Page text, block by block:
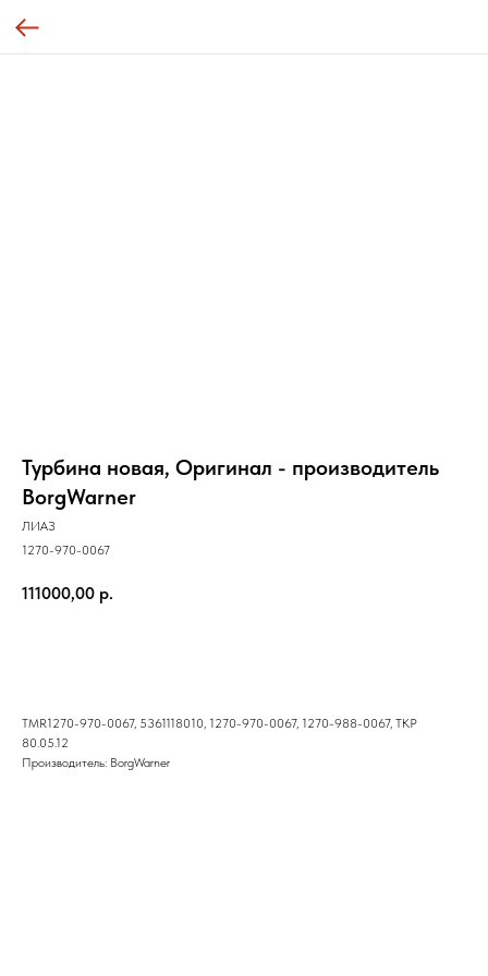
Турбина новая, Оригинал - производитель
BorgWarner
ЛИАЗ
1270-970-0067
111000,00 р.
TMR1270-970-0067, 5361118010, 1270-970-0067, 1270-988-0067, ТКР
80.05.12
Производитель: BorgWarner